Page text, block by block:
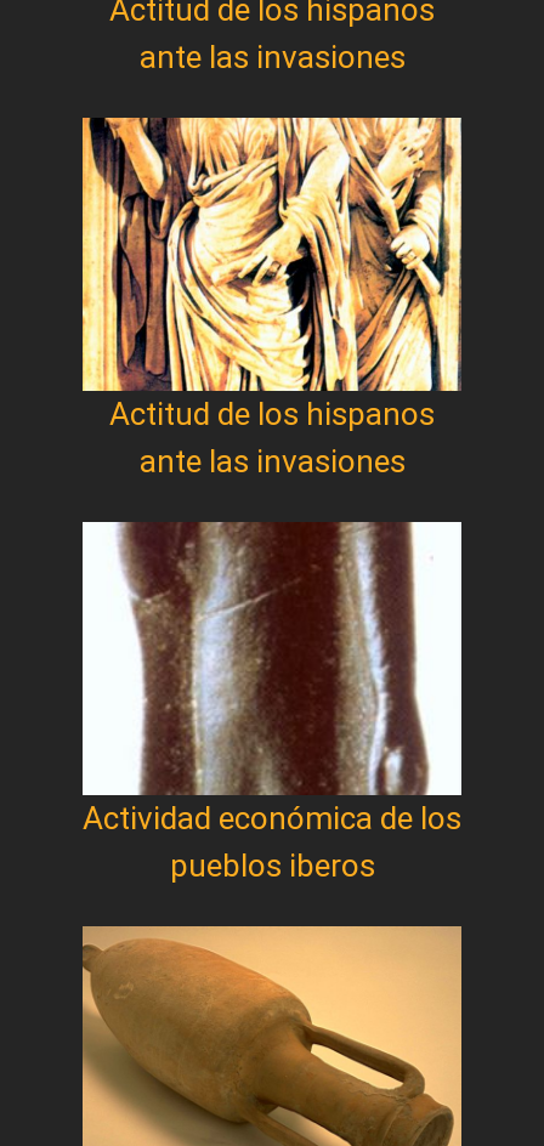
Actitud de los hispanos
ante las invasiones
Actitud de los hispanos
ante las invasiones
Actividad económica de los
pueblos iberos